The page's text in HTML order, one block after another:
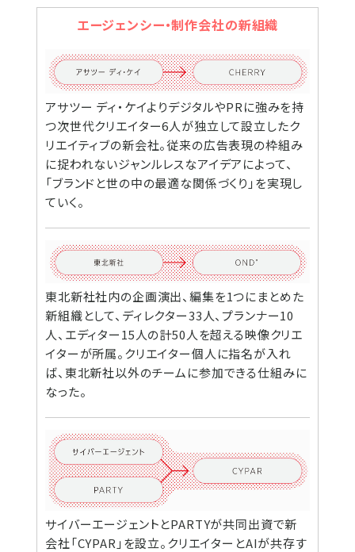
エージェンシー・制作会社の新組織
アサツー ディ・ケイよりデジタルやPRに強みを持
つ次世代クリエイター6人が独立して設立したク
リエイティブの新会社。従来の広告表現の枠組み
に捉われないジャンルレスなアイデアによって、
「ブランドと世の中の最適な関係づくり」を実現し
ていく。
東北新社社内の企画演出、編集を1つにまとめた
新組織として、ディレクター33人、プランナー10
人、エディター15人の計50人を超える映像クリエ
イターが所属。クリエイター個人に指名が入れ
ば、東北新社以外のチームに参加できる仕組みに
なった。
サイバーエージェントとPARTYが共同出資で新
会社「CYPAR」を設立。クリエイターとAIが共存す